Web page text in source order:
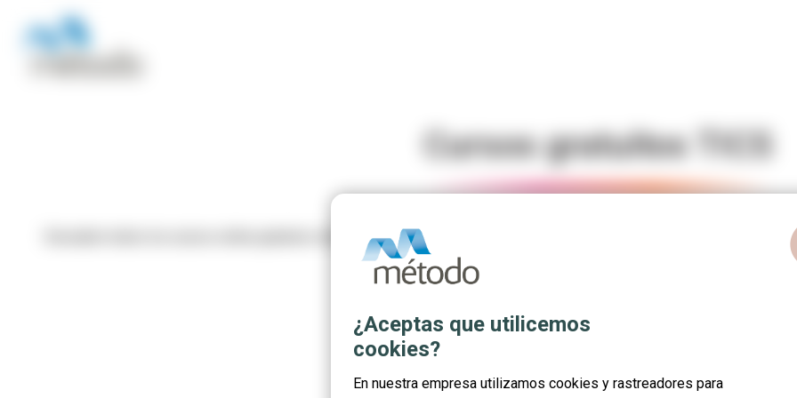
Cursos gratuitos TICS
Descubre todos los cursos online gratuitos relacionados con las TICs.
¿Aceptas que utilicemos
cookies?
En nuestra empresa utilizamos cookies y rastreadores para